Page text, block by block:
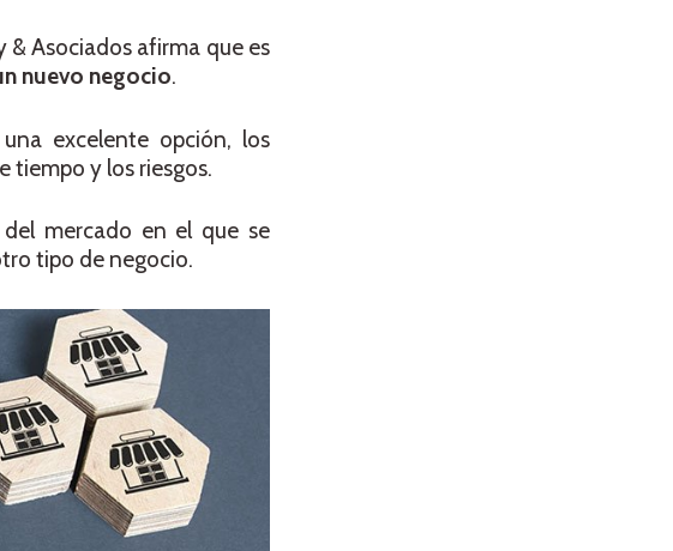
& Asociados afirma que es
nuevo negocio.
excelente opción, los
tiempo y los riesgos.
mercado en el que se
tipo de negocio.